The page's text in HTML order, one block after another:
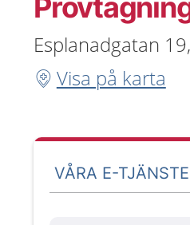
Esplanadgatan
Visa på karta
VÅRA E-